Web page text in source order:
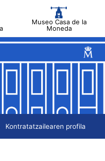
Museo Casa de la
Moneda
Kontratatzailearen profila